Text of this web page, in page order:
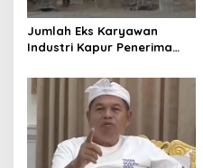
Jumlah Eks Karyawan
Industri Kapur Penerima
Bertambah, KDM: Kita
Identifikasi